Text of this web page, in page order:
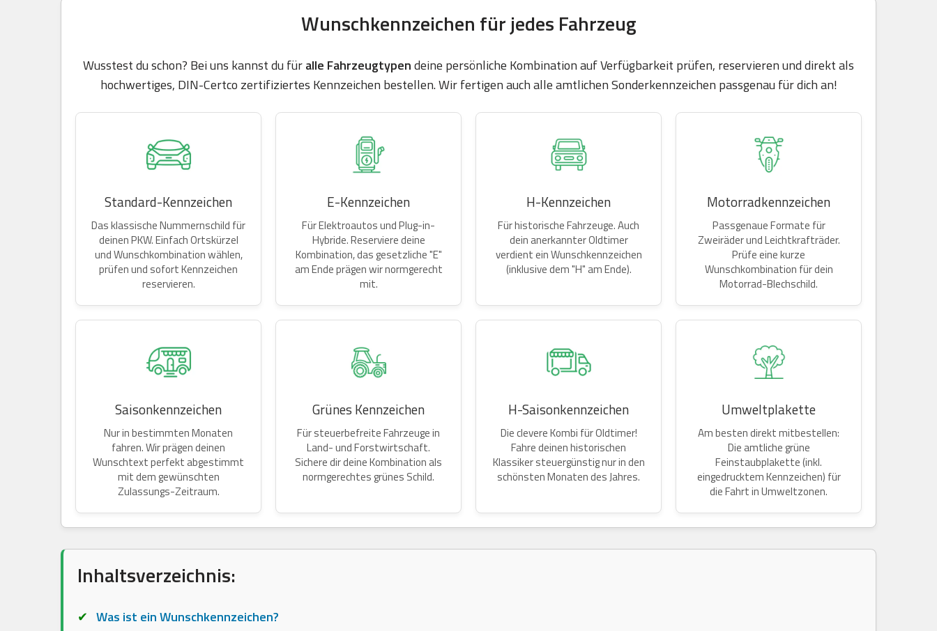
Wunschkennzeichen für jedes Fahrzeug
Wusstest du schon? Bei uns kannst du füralle Fahrzeugtypendeine persönliche Kombination auf Verfügbarkeit prüfen, reservieren und direkt als
hochwertiges, DIN-Certco zertifiziertes Kennzeichen bestellen. Wir fertigen auch alle amtlichen Sonderkennzeichen passgenau für dich an!
Standard-Kennzeichen
Das klassische Nummernschild für
deinen PKW. Einfach Ortskürzel
und Wunschkombination wählen,
prüfen und sofort Kennzeichen
reservieren.
E-Kennzeichen
Für Elektroautos und Plug-in-
Hybride. Reserviere deine
Kombination, das gesetzliche "E"
am Ende prägen wir normgerecht
mit.
H-Kennzeichen
Für historische Fahrzeuge. Auch
dein anerkannter Oldtimer
verdient ein Wunschkennzeichen
(inklusive dem "H" am Ende).
Motorradkennzeichen
Passgenaue Formate für
Zweiräder und Leichtkrafträder.
Prüfe eine kurze
Wunschkombination für dein
Motorrad-Blechschild.
Saisonkennzeichen
Nur in bestimmten Monaten
fahren. Wir prägen deinen
Wunschtext perfekt abgestimmt
mit dem gewünschten
Zulassungs-Zeitraum.
Grünes Kennzeichen
Für steuerbefreite Fahrzeuge in
Land- und Forstwirtschaft.
Sichere dir deine Kombination als
normgerechtes grünes Schild.
H-Saisonkennzeichen
Die clevere Kombi für Oldtimer!
Fahre deinen historischen
Klassiker steuergünstig nur in den
schönsten Monaten des Jahres.
Umweltplakette
Am besten direkt mitbestellen:
Die amtliche grüne
Feinstaubplakette (inkl.
eingedrucktem Kennzeichen) für
die Fahrt in Umweltzonen.
Inhaltsverzeichnis:
Was ist ein Wunschkennzeichen?